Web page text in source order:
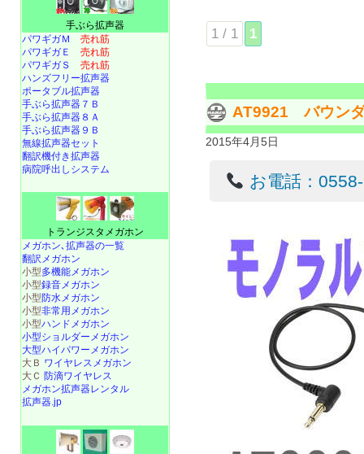
1 / 1 1
AT9921 バウンダ
2015年4月5日
お電話：
手ぶら拡声器
パワギガＭ 売れ筋
パワギガＥ 売れ筋
パワギガＳ 売れ筋
ハンズフリー拡声器
ポータブル拡声器
手ぶら拡声器７Ｂ
手ぶら拡声器８Ａ
手ぶら拡声器９Ｂ
無線拡声器セット
翻訳機付き拡声器
病院呼出しシステム
トランジスタメガホン
メガホン､拡声器の一覧
翻訳メガホン
小型多機能メガホン
小型録音メガホン
小型防水メガホン
小型非常用メガホン
小型ハンドメガホン
小型ショルダーメガホン
大型ハイパワーメガホン
大Ｂ ワイヤレスメガホン
大Ｃ 防滴ワイヤレス
メガホン拡声器レンタル
拡声器.jp